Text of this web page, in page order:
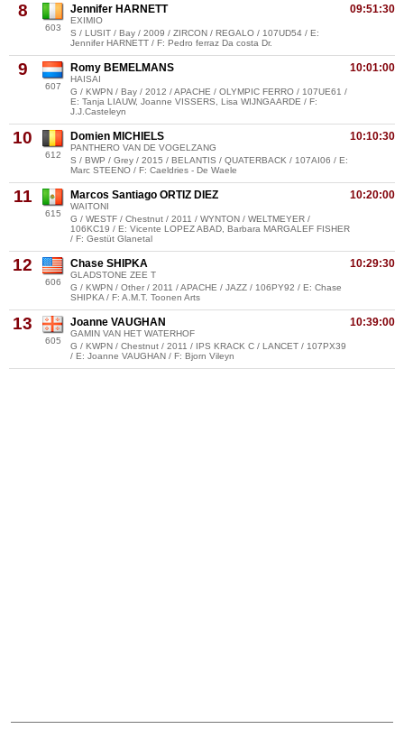
8
603
09:51:30
Jennifer HARNETT
EXIMIO
S / LUSIT / Bay / 2009 / ZIRCON / REGALO / 107UD54 / E:
Jennifer HARNETT / F: Pedro ferraz Da costa Dr.
9
607
10:01:00
Romy BEMELMANS
HAISAI
G / KWPN / Bay / 2012 / APACHE / OLYMPIC FERRO / 107UE61 /
E: Tanja LIAUW, Joanne VISSERS, Lisa WIJNGAARDE / F:
J.J.Casteleyn
10
612
10:10:30
Domien MICHIELS
PANTHERO VAN DE VOGELZANG
S / BWP / Grey / 2015 / BELANTIS / QUATERBACK / 107AI06 / E:
Marc STEENO / F: Caeldries - De Waele
11
615
10:20:00
Marcos Santiago ORTIZ DIEZ
WAITONI
G / WESTF / Chestnut / 2011 / WYNTON / WELTMEYER /
106KC19 / E: Vicente LOPEZ ABAD, Barbara MARGALEF FISHER
/ F: Gestüt Glanetal
12
606
10:29:30
Chase SHIPKA
GLADSTONE ZEE T
G / KWPN / Other / 2011 / APACHE / JAZZ / 106PY92 / E: Chase
SHIPKA / F: A.M.T. Toonen Arts
13
605
10:39:00
Joanne VAUGHAN
GAMIN VAN HET WATERHOF
G / KWPN / Chestnut / 2011 / IPS KRACK C / LANCET / 107PX39
/ E: Joanne VAUGHAN / F: Bjorn Vileyn